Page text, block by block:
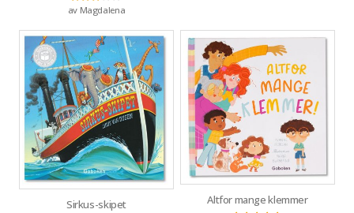
Vurdert3av 5
av Magdalena
Sirkus-skipet Altfor mange klemmer